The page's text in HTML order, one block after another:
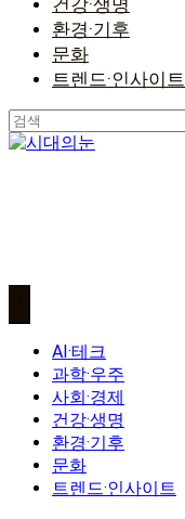
건강·생명
환경·기후
문화
트렌드·인사이트
AI·테크
과학·우주
사회·경제
건강·생명
환경·기후
문화
트렌드·인사이트